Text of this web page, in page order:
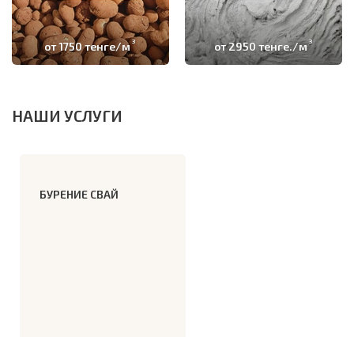
от 1750 тенге/м3 от 2950 тенге./м 3
НАШИ УСЛУГИ
БУРЕНИЕ СВАЙ